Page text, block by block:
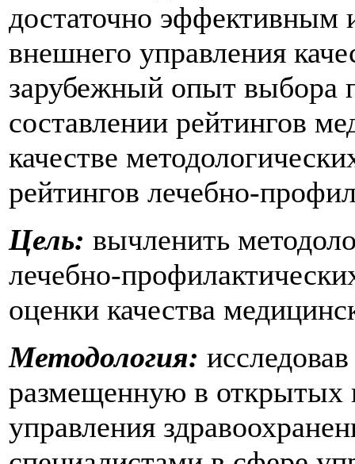
достаточно
внешнего управления
зарубежный опыт выбора
составлении рейтингов
качестве
рейтингов лечебно-
Цель: вычленить
лечебно-
оценки качества
Методология:
размещенную в открытых
управления